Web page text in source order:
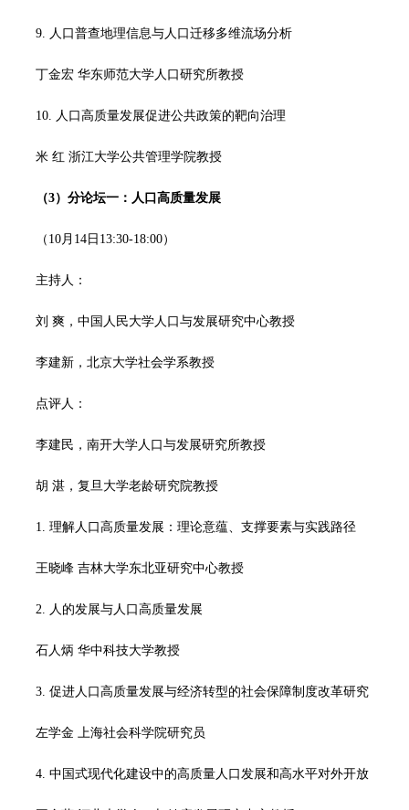
9. 人口普查地理信息与人口迁移多维流场分析
丁金宏 华东师范大学人口研究所教授
10. 人口高质量发展促进公共政策的靶向治理
米 红 浙江大学公共管理学院教授
（3）分论坛一：人口高质量发展
（10月14日13:30-18:00）
主持人：
刘 爽，中国人民大学人口与发展研究中心教授
李建新，北京大学社会学系教授
点评人：
李建民，南开大学人口与发展研究所教授
胡 湛，复旦大学老龄研究院教授
1. 理解人口高质量发展：理论意蕴、支撑要素与实践路径
王晓峰 吉林大学东北亚研究中心教授
2. 人的发展与人口高质量发展
石人炳 华中科技大学教授
3. 促进人口高质量发展与经济转型的社会保障制度改革研究
左学金 上海社会科学院研究员
4. 中国式现代化建设中的高质量人口发展和高水平对外开放